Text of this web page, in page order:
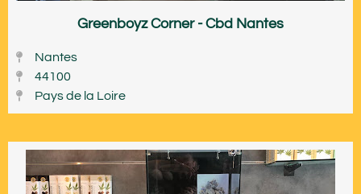
Greenboyz Corner - Cbd Nantes
Nantes
44100
Pays de la Loire